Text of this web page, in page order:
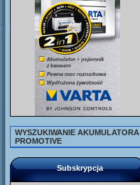
WYSZUKIWANIE AKUMULATORA
PROMOTIVE
Subskrypcja